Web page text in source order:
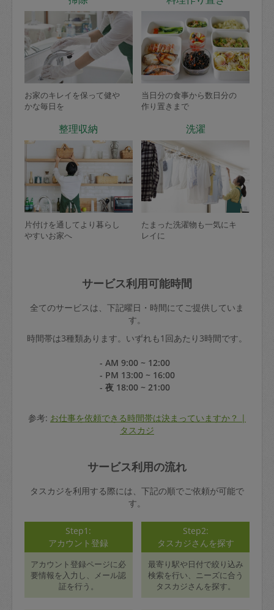
お家のキレイを保って健や
かな毎日を
当日分の食事から数日分の
作り置きまで
整理収納
片付けを通してより暮らし
やすいお家へ
洗濯
たまった洗濯物も一気にキ
レイに
サービス利用可能時間
全てのサービスは、下記曜日・時間にてご提供していま
す。
時間帯は3種類あります。いずれも1回あたり3時間です。
- AM 9:00 ~ 12:00
- PM 13:00 ~ 16:00
- 夜 18:00 ~ 21:00
参考: お仕事を依頼できる時間帯は決まっていますか？ |
タスカジ
サービス利用の流れ
タスカジを利用する際には、下記の順でご依頼が可能で
す。
Step1:
アカウント登録
アカウント登録ページに必
要情報を入力し、メール認
証を行う。
Step2:
タスカジさんを探す
最寄り駅や日付で絞り込み
検索を行い、ニーズに合う
タスカジさんを探す。